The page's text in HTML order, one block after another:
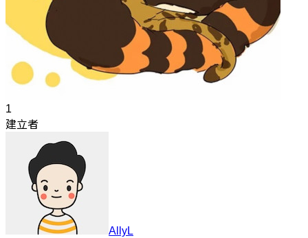
1
建立者
AllyL